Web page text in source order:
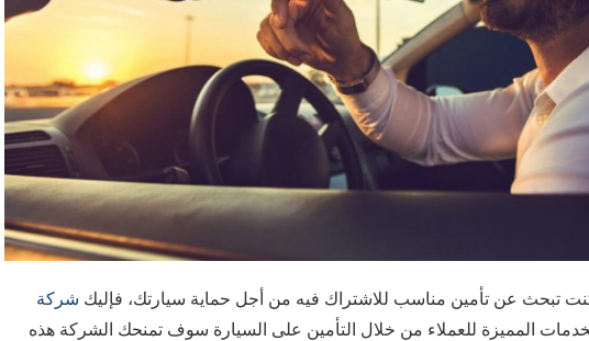
كنت تبحث عن تأمين مناسب للاشتراك فيه من أجل حماية سيارتك، فإليك شركة
المميزة للعملاء من خلال التأمين على السيارة سوف تمنحك الشركة هذه